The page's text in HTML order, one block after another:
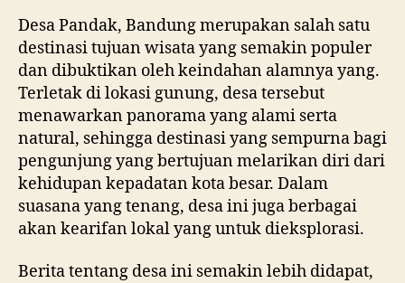
Desa Pandak, Bandung merupakan salah satu
destinasi tujuan wisata yang semakin populer
dan dibuktikan oleh keindahan alamnya yang.
Terletak di lokasi gunung, desa tersebut
menawarkan panorama yang alami serta
natural, sehingga destinasi yang sempurna bagi
pengunjung yang bertujuan melarikan diri dari
kehidupan kepadatan kota besar. Dalam
suasana yang tenang, desa ini juga berbagai
akan kearifan lokal yang untuk dieksplorasi.
Berita tentang desa ini semakin lebih didapat,